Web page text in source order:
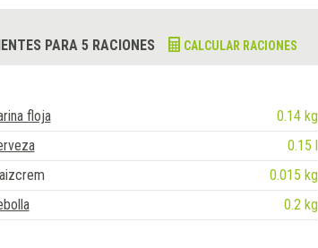
PARA 5 RACIONES CALCULAR RACIONES
floja 0.14 kg
0.15 l
0.015 kg
0.2 kg